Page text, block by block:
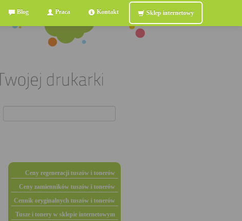
Blog Praca Kontakt Sklep internetowy
Ceny regeneracji tuszów i tonerów
Ceny zamienników tuszów i tonerów
Cennik oryginalnych tuszów i tonerów
Tusze i tonery w sklepie internetowym